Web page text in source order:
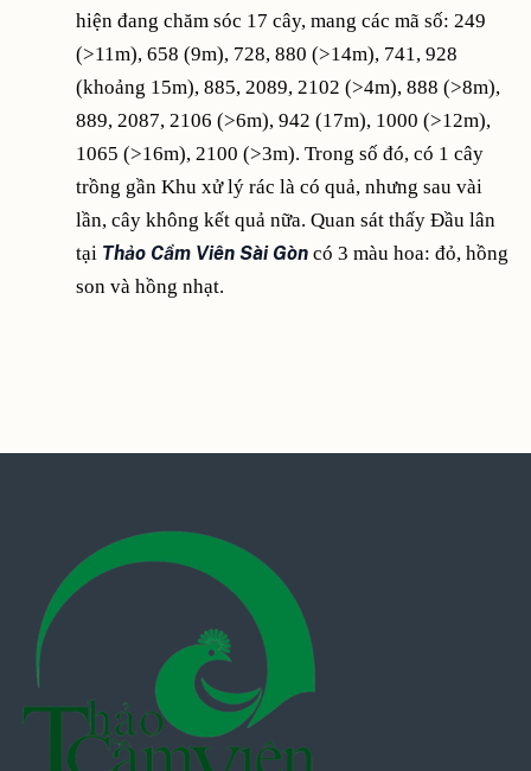
hiện đang chăm sóc 17 cây, mang các mã số: 249
(>11m), 658 (9m), 728, 880 (>14m), 741, 928
(khoảng 15m), 885, 2089, 2102 (>4m), 888 (>8m),
889, 2087, 2106 (>6m), 942 (17m), 1000 (>12m),
1065 (>16m), 2100 (>3m). Trong số đó, có 1 cây
trồng gần Khu xử lý rác là có quả, nhưng sau vài
lần, cây không kết quả nữa. Quan sát thấy Đầu lân
tại Thảo Cầm Viên Sài Gòn có 3 màu hoa: đỏ, hồng
son và hồng nhạt.